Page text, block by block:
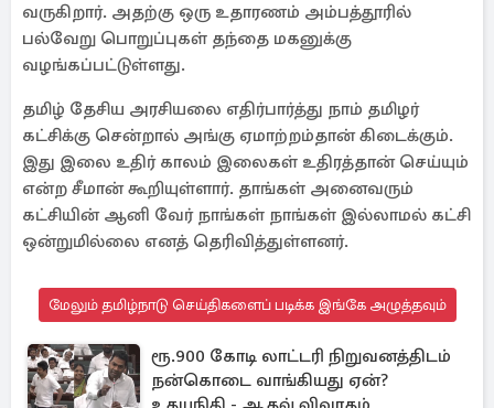
வருகிறார். அதற்கு ஒரு உதாரணம் அம்பத்தூரில்
பல்வேறு பொறுப்புகள் தந்தை மகனுக்கு
வழங்கப்பட்டுள்ளது.
தமிழ் தேசிய அரசியலை எதிர்பார்த்து நாம் தமிழர்
கட்சிக்கு சென்றால் அங்கு ஏமாற்றம்தான் கிடைக்கும்.
இது இலை உதிர் காலம் இலைகள் உதிரத்தான் செய்யும்
என்ற சீமான் கூறியுள்ளார். தாங்கள் அனைவரும்
கட்சியின் ஆனி வேர் நாங்கள் நாங்கள் இல்லாமல் கட்சி
ஒன்றுமில்லை எனத் தெரிவித்துள்ளனர்.
மேலும் தமிழ்நாடு செய்திகளைப் படிக்க இங்கே அழுத்தவும்
ரூ.900 கோடி லாட்டரி நிறுவனத்திடம்
நன்கொடை வாங்கியது ஏன்?